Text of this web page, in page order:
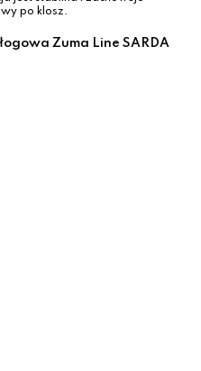
po klosz.
Zuma Line SARDA